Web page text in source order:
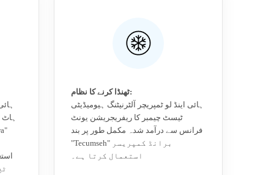
ٹھنڈا کرنے کا نظام:
ہائی اینڈ لو ٹمپریچر آلٹرنیٹنگ ہیومیڈیٹی
ٹیسٹ چیمبر کا ریفریجریشن یونٹ
فرانس سے درآمد شدہ مکمل طور پر بند
"Tecumseh" برانڈ کمپریسر
استعمال کرتا ہے۔